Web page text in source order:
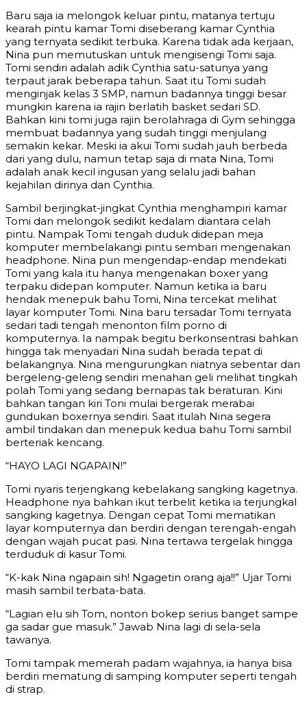
Baru saja ia melongok keluar pintu, matanya tertuju
kearah pintu kamar Tomi diseberang kamar Cynthia
yang ternyata sedikit terbuka. Karena tidak ada kerjaan,
Nina pun memutuskan untuk mengisengi Tomi saja.
Tomi sendiri adalah adik Cynthia satu-satunya yang
terpaut jarak beberapa tahun. Saat itu Tomi sudah
menginjak kelas 3 SMP, namun badannya tinggi besar
mungkin karena ia rajin berlatih basket sedari SD.
Bahkan kini tomi juga rajin berolahraga di Gym sehingga
membuat badannya yang sudah tinggi menjulang
semakin kekar. Meski ia akui Tomi sudah jauh berbeda
dari yang dulu, namun tetap saja di mata Nina, Tomi
adalah anak kecil ingusan yang selalu jadi bahan
kejahilan dirinya dan Cynthia.
Sambil berjingkat-jingkat Cynthia menghampiri kamar
Tomi dan melongok sedikit kedalam diantara celah
pintu. Nampak Tomi tengah duduk didepan meja
komputer membelakangi pintu sembari mengenakan
headphone. Nina pun mengendap-endap mendekati
Tomi yang kala itu hanya mengenakan boxer yang
terpaku didepan komputer. Namun ketika ia baru
hendak menepuk bahu Tomi, Nina tercekat melihat
layar komputer Tomi. Nina baru tersadar Tomi ternyata
sedari tadi tengah menonton film porno di
komputernya. Ia nampak begitu berkonsentrasi bahkan
hingga tak menyadari Nina sudah berada tepat di
belakangnya. Nina mengurungkan niatnya sebentar dan
bergeleng-geleng sendiri menahan geli melihat tingkah
polah Tomi yang sedang bernapas tak beraturan. Kini
bahkan tangan kiri Toni mulai bergerak merabai
gundukan boxernya sendiri. Saat itulah Nina segera
ambil tindakan dan menepuk kedua bahu Tomi sambil
berteriak kencang.
“HAYO LAGI NGAPAIN!”
Tomi nyaris terjengkang kebelakang sangking kagetnya.
Headphone nya bahkan ikut terbelit ketika ia terjungkal
sangking kagetnya. Dengan cepat Tomi mematikan
layar komputernya dan berdiri dengan terengah-engah
dengan wajah pucat pasi. Nina tertawa tergelak hingga
terduduk di kasur Tomi.
“K-kak Nina ngapain sih! Ngagetin orang aja!!” Ujar Tomi
masih sambil terbata-bata.
“Lagian elu sih Tom, nonton bokep serius banget sampe
ga sadar gue masuk.” Jawab Nina lagi di sela-sela
tawanya.
Tomi tampak memerah padam wajahnya, ia hanya bisa
berdiri mematung di samping komputer seperti tengah
di strap.